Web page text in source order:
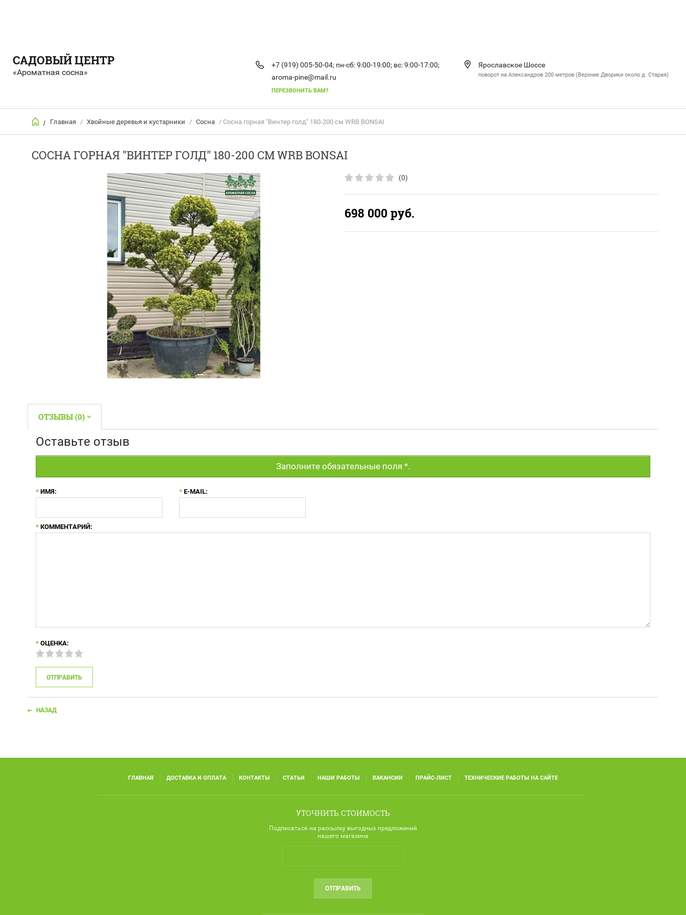
САДОВЫЙ ЦЕНТР
«Ароматная сосна»
+7 (919) 005-50-04; пн-сб: 9:00-19:00; вс: 9:00-17:00;
aroma-pine@mail.ru
ПЕРЕЗВОНИТЬ ВАМ?
Ярославское Шоссе
поворот на Александров 200 метров (Верхние Дворики около д. Старая)
/ Главная / Хвойные деревья и кустарники / Сосна / Сосна горная "Винтер голд" 180-200 см WRB BONSAI
СОСНА ГОРНАЯ "ВИНТЕР ГОЛД" 180-200 СМ WRB BONSAI
(0)
698 000 руб.
ОТЗЫВЫ (0)
Оставьте отзыв
Заполните обязательные поля *.
* ИМЯ: * E-MAIL:
* КОММЕНТАРИЙ:
* ОЦЕНКА:
НАЗАД
ГЛАВНАЯ ДОСТАВКА И ОПЛАТА КОНТАКТЫ СТАТЬИ НАШИ РАБОТЫ ВАКАНСИИ ПРАЙС-ЛИСТ ТЕХНИЧЕСКИЕ РАБОТЫ НА САЙТЕ
УТОЧНИТЬ СТОИМОСТЬ
Подписаться на рассылку выгодных предложений
нашего магазина
ОТПРАВИТЬ